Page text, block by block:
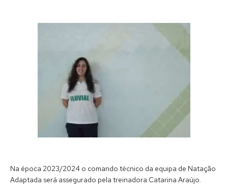
Na época 2023/2024 o comando técnico da equipa de Natação
Adaptada será assegurado pela treinadora Catarina Araújo.